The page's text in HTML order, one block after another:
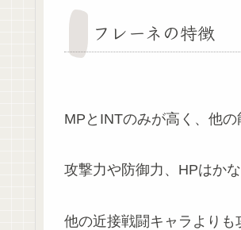
フレーネの特徴
MPとINTのみが高く、他の
攻撃力や防御力、HPはか
他の近接戦闘キャラよりも